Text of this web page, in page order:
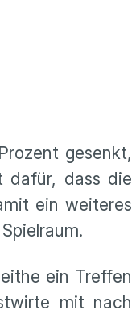
gesenkt,
dafür, dass die
ein weiteres
ein Treffen
mit nach